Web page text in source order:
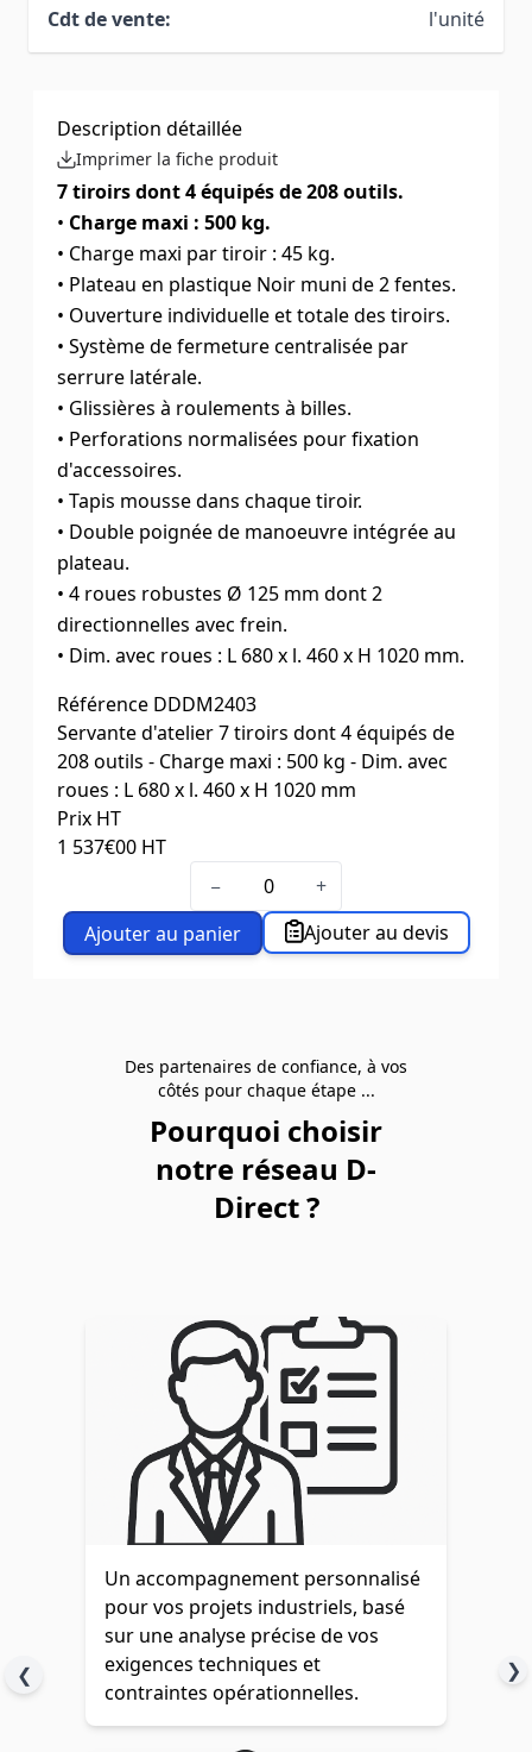
Cdt de vente: l'unité
❮ ❯
Description détaillée
Imprimer la fiche produit
7 tiroirs dont 4 équipés de 208 outils.
• Charge maxi : 500 kg.
• Charge maxi par tiroir : 45 kg.
• Plateau en plastique Noir muni de 2 fentes.
• Ouverture individuelle et totale des tiroirs.
• Système de fermeture centralisée par
serrure latérale.
• Glissières à roulements à billes.
• Perforations normalisées pour fixation
d'accessoires.
• Tapis mousse dans chaque tiroir.
• Double poignée de manoeuvre intégrée au
plateau.
• 4 roues robustes Ø 125 mm dont 2
directionnelles avec frein.
• Dim. avec roues : L 680 x l. 460 x H 1020 mm.
Référence DDDM2403
Servante d'atelier 7 tiroirs dont 4 équipés de
208 outils - Charge maxi : 500 kg - Dim. avec
roues : L 680 x l. 460 x H 1020 mm
Prix HT
1 537€00 HT
−
+
Ajouter au panier
Ajouter au devis
Des partenaires de confiance, à vos
côtés pour chaque étape ...
Pourquoi choisir
notre réseau D-
Direct ?
Un accompagnement personnalisé
pour vos projets industriels, basé
sur une analyse précise de vos
exigences techniques et
contraintes opérationnelles.